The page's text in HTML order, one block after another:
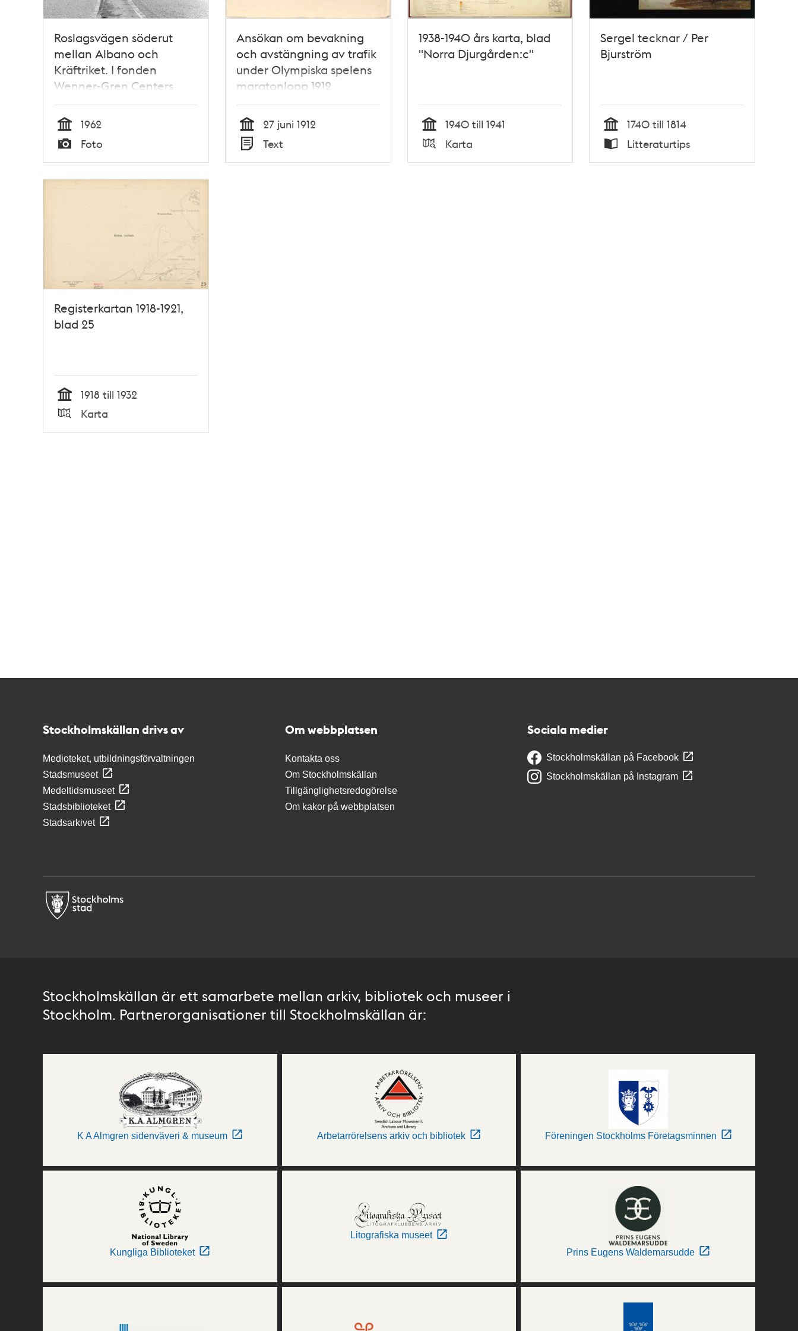
Roslagsvägen söderut
mellan Albano och
Kräftriket. I fonden
Wenner-Gren Centers
kontorshus i 25 våningar.
Tid
1962
Typ
Foto
Ansökan om bevakning
och avstängning av trafik
under Olympiska spelens
maratonlopp 1912
Tid
27 juni 1912
Typ
Text
1938-1940 års karta, blad
"Norra Djurgården:c"
Tid
1940 till 1941
Typ
Karta
Sergel tecknar / Per
Bjurström
Tid
1740 till 1814
Typ
Litteraturtips
Registerkartan 1918-1921,
blad 25
Tid
1918 till 1932
Typ
Karta
Stockholmskällan drivs av
Medioteket, utbildningsförvaltningen
Stadsmuseet
Medeltidsmuseet
Stadsbiblioteket
Stadsarkivet
Om webbplatsen
Kontakta oss
Om Stockholmskällan
Tillgänglighetsredogörelse
Om kakor på webbplatsen
Sociala medier
Stockholmskällan på Facebook
Stockholmskällan på Instagram
Stockholmskällan är ett samarbete mellan arkiv, bibliotek och museer i
Stockholm. Partnerorganisationer till Stockholmskällan är:
K A Almgren sidenväveri & museum Arbetarrörelsens arkiv och bibliotek Föreningen Stockholms Företagsminnen
Kungliga Biblioteket
Litografiska museet
Prins Eugens Waldemarsudde